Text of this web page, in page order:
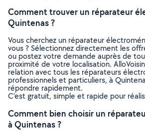
Comment trouver un réparateur
Quintenas ?
Vous cherchez un réparateur
vous ? Sélectionnez directement les
ou postez votre demande auprès de
proximité de votre localisation.
relation avec tous les réparateurs
professionnels et particuliers, à
répondre rapidement.
C’est gratuit, simple et rapide pour
Comment bien choisir un
à Quintenas ?